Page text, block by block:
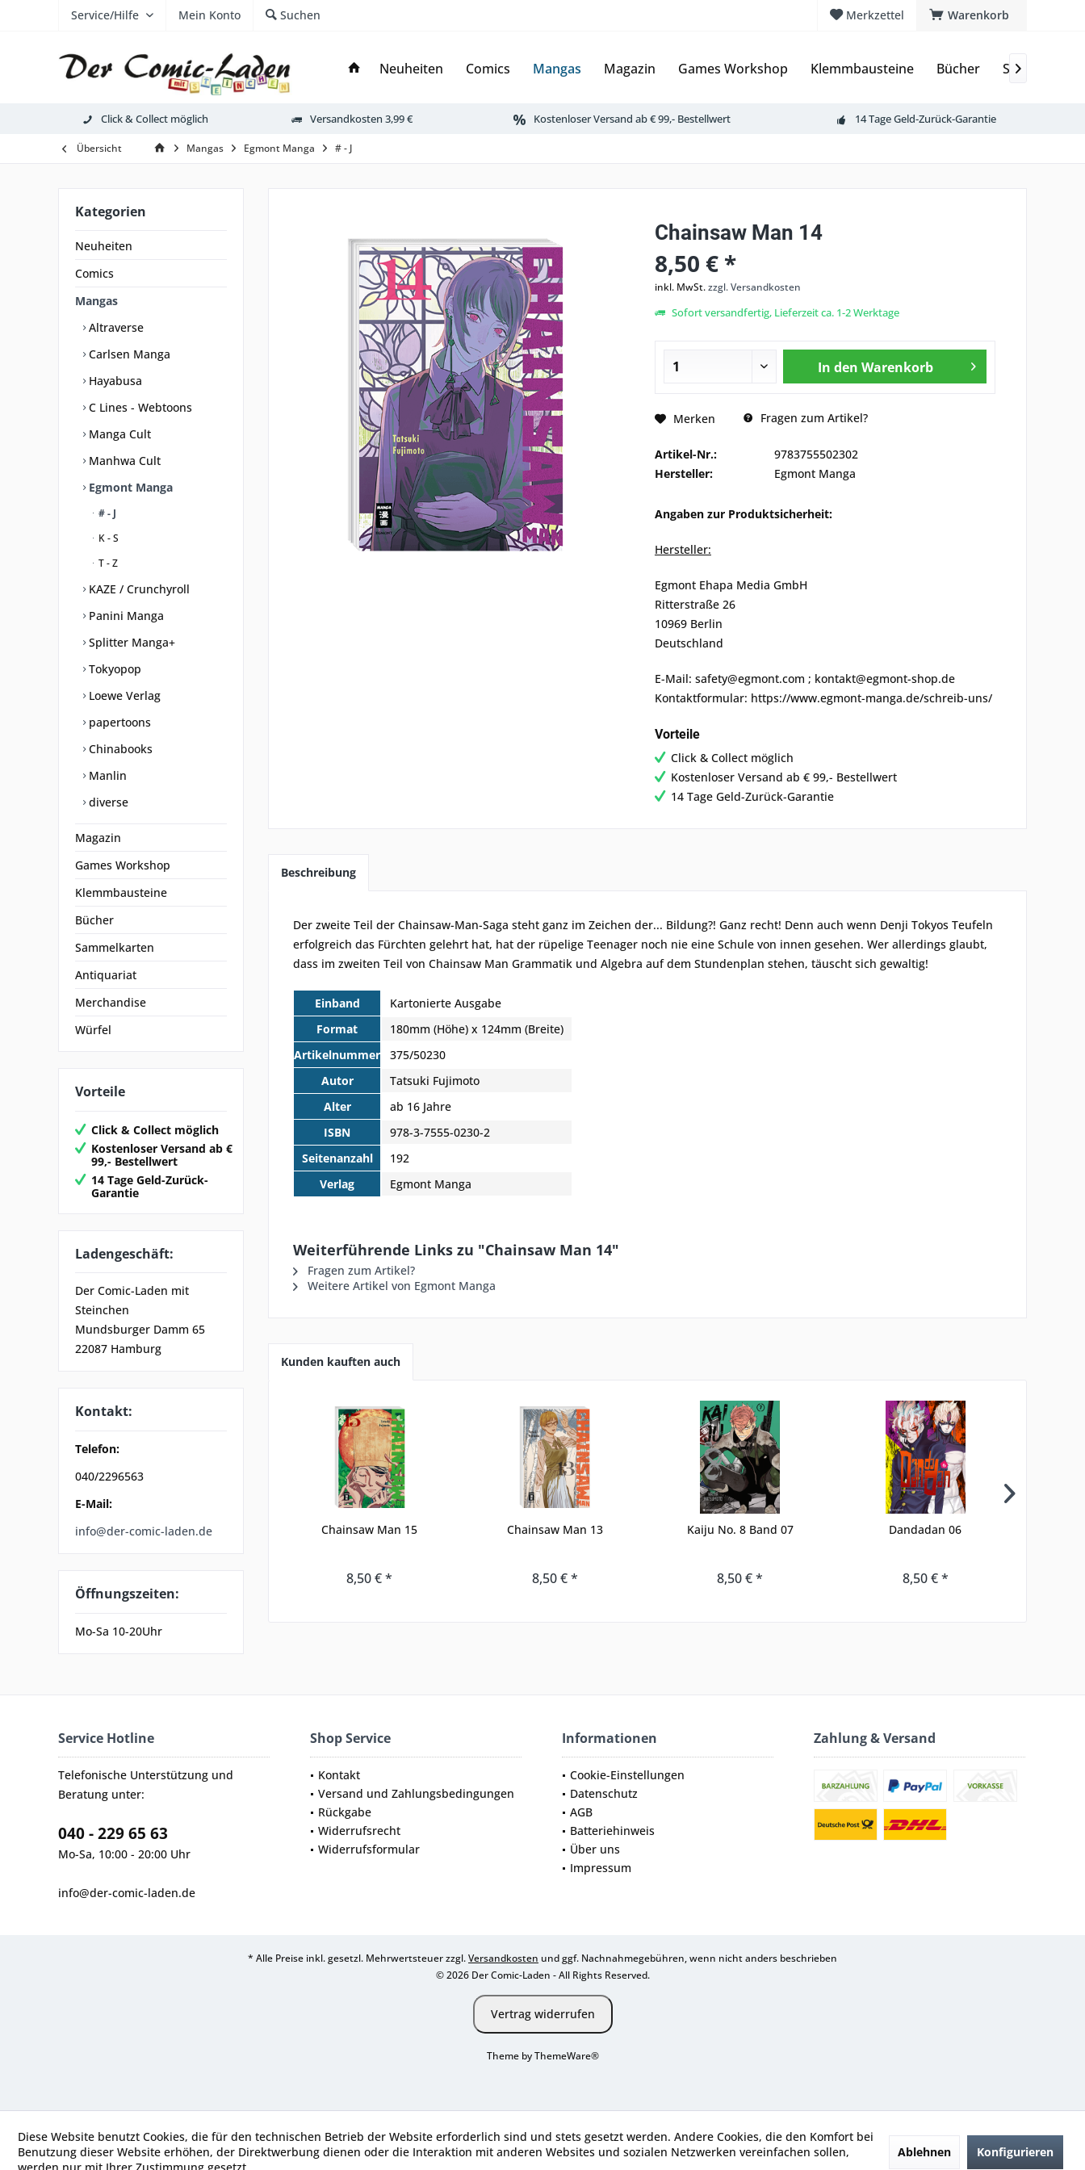
Warenkorb
Merkzettel
Service/Hilfe Mein Konto Suchen
Neuheiten Comics Mangas Magazin Games Workshop Klemmbausteine Bücher 
Click & Collect möglich Versandkosten 3,99 € Kostenloser Versand ab € 99,- Bestellwert 14 Tage Geld-Zurück-Garantie
Übersicht Mangas Egmont Manga # - J
Kategorien
Neuheiten
Comics
Mangas
Altraverse
Carlsen Manga
Hayabusa
C Lines - Webtoons
Manga Cult
Manhwa Cult
Egmont Manga
# - J
K - S
T - Z
KAZE / Crunchyroll
Panini Manga
Splitter Manga+
Tokyopop
Loewe Verlag
papertoons
Chinabooks
Manlin
diverse
Magazin
Games Workshop
Klemmbausteine
Bücher
Sammelkarten
Antiquariat
Merchandise
Würfel
Vorteile
Click & Collect möglich
Kostenloser Versand ab €
99,- Bestellwert
14 Tage Geld-Zurück-
Garantie
Ladengeschäft:
Der Comic-Laden mit
Steinchen
Mundsburger Damm 65
22087 Hamburg
Kontakt:
Telefon:
040/2296563
E-Mail:
info@der-comic-laden.de
Öffnungszeiten:
Mo-Sa 10-20Uhr
Chainsaw Man 14
8,50 € *
inkl. MwSt.zzgl. Versandkosten
Sofort versandfertig, Lieferzeit ca. 1-2 Werktage
In den Warenkorb
Merken Fragen zum Artikel?
Artikel-Nr.:
9783755502302
Hersteller:
Egmont Manga
Angaben zur Produktsicherheit:
Hersteller:
Egmont Ehapa Media GmbH
Ritterstraße 26
10969 Berlin
Deutschland
E-Mail: safety@egmont.com ; kontakt@egmont-shop.de
Kontaktformular: https://www.egmont-manga.de/schreib-uns/
Vorteile
Click & Collect möglich
Kostenloser Versand ab € 99,- Bestellwert
14 Tage Geld-Zurück-Garantie
Beschreibung
Der zweite Teil der Chainsaw-Man-Saga steht ganz im Zeichen der... Bildung?! Ganz recht! Denn auch wenn Denji Tokyos Teufeln
erfolgreich das Fürchten gelehrt hat, hat der rüpelige Teenager noch nie eine Schule von innen gesehen. Wer allerdings glaubt,
dass im zweiten Teil von Chainsaw Man Grammatik und Algebra auf dem Stundenplan stehen, täuscht sich gewaltig!
Einband
Kartonierte Ausgabe
Format
180mm (Höhe) x 124mm (Breite)
Artikelnummer
375/50230
Autor
Tatsuki Fujimoto
Alter
ab 16 Jahre
ISBN
978-3-7555-0230-2
Seitenanzahl
192
Verlag
Egmont Manga
Weiterführende Links zu "Chainsaw Man 14"
Fragen zum Artikel?
Weitere Artikel von Egmont Manga
Kunden kauften auch
Chainsaw Man 15
8,50 € *
Chainsaw Man 13
8,50 € *
Kaiju No. 8 Band 07
8,50 € *
Dandadan 06
8,50 € *
Service Hotline
Telefonische Unterstützung und
Beratung unter:
040 - 229 65 63
Mo-Sa, 10:00 - 20:00 Uhr
info@der-comic-laden.de
Shop Service
Kontakt
Versand und Zahlungsbedingungen
Rückgabe
Widerrufsrecht
Widerrufsformular
Informationen
Cookie-Einstellungen
Datenschutz
AGB
Batteriehinweis
Über uns
Impressum
Zahlung & Versand
* Alle Preise inkl. gesetzl. Mehrwertsteuer zzgl.Versandkosten und ggf. Nachnahmegebühren, wenn nicht anders beschrieben
© 2026 Der Comic-Laden - All Rights Reserved.
Vertrag widerrufen
Theme byThemeWare®
Diese Website benutzt Cookies, die für den technischen Betrieb der Website erforderlich sind und stets gesetzt werden. Andere Cookies, die den Komfort bei
Benutzung dieser Website erhöhen, der Direktwerbung dienen oder die Interaktion mit anderen Websites und sozialen Netzwerken vereinfachen sollen,
Ablehnen Konfigurieren